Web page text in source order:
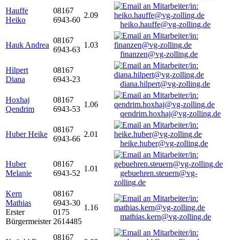
Hauffe
Heiko
08167
6943-60
2.09
heiko.hauffe@vg-zolling.de
Hauk Andrea
08167
6943-63
1.03
finanzen@vg-zolling.de
Hilpert
Diana
08167
6943-23
diana.hilpert@vg-zolling.de
Hoxhaj
Qendrim
08167
6943-53
1.06
qendrim.hoxhaj@vg-zolling.de
Huber Heike
08167
6943-66
2.01
heike.huber@vg-zolling.de
Huber
Melanie
08167
6943-52
1.01
gebuehren.steuern@vg-
zolling.de
Kern
Mathias
Erster
Bürgermeister
08167
6943-30
0175
2614485
1.16
mathias.kern@vg-zolling.de
08167